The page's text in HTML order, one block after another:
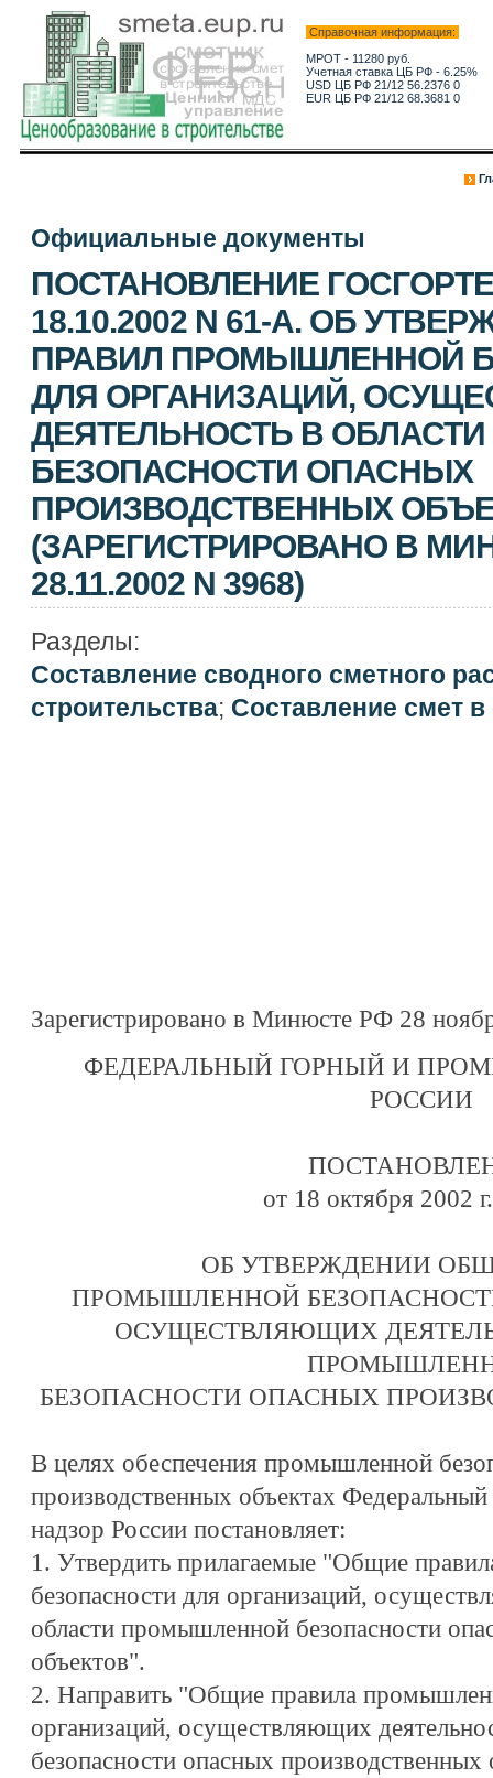
Справочная информация:
МРОТ - 11280 руб.
Учетная ставка ЦБ РФ - 6.25%
USD ЦБ РФ 21/12 56.2376 0
EUR ЦБ РФ 21/12 68.3681 0
Официальные документы
ПОСТАНОВЛЕНИЕ
18.10.2002 N 61-А. ОБ
ПРАВИЛ ПРОМЫШЛЕННОЙ
ДЛЯ ОРГАНИЗАЦИЙ,
ДЕЯТЕЛЬНОСТЬ В
БЕЗОПАСНОСТИ ОПАСНЫХ
ПРОИЗВОДСТВЕННЫХ
(ЗАРЕГИСТРИРОВАНО В
28.11.2002 N 3968)
Разделы:
Составление сводного сметного
строительства; Составление смет в
Зарегистрировано в Минюсте РФ 28
ФЕДЕРАЛЬНЫЙ ГОРНЫЙ И
РОССИИ
от 18 октября 2002
ОБ УТВЕРЖДЕНИИ
ПРОМЫШЛЕННОЙ
ОСУЩЕСТВЛЯЮЩИХ
БЕЗОПАСНОСТИ ОПАСНЫХ
В целях обеспечения промышленной
производственных объектах
надзор России постановляет:
1. Утвердить прилагаемые "Общие
безопасности для организаций,
области промышленной безопасности
объектов".
2. Направить "Общие правила
организаций, осуществляющих
безопасности опасных производственных